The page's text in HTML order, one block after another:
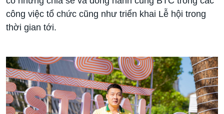
công việc tổ chức cũng như triển khai Lễ hội trong
thời gian tới.